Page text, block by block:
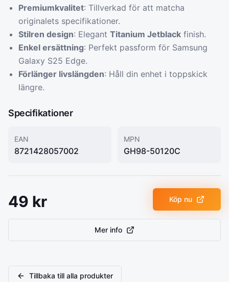
Premiumkvalitet: Tillverkad för att matcha
originalets specifikationer.
Stilren design: Elegant Titanium Jetblack finish.
Enkel ersättning: Perfekt passform för Samsung
Galaxy S25 Edge.
Förlänger livslängden: Håll din enhet i toppskick
längre.
Specifikationer
EAN
8721428057002
MPN
GH98-50120C
49 kr Köp nu
Mer info
Tillbaka till alla produkter